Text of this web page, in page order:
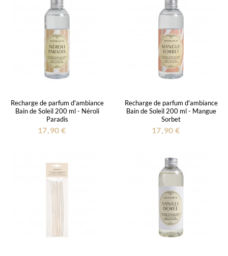
Recharge de parfum d'ambiance
Bain de Soleil 200 ml - Néroli
Paradis
17,90 €
Recharge de parfum d'ambiance
Bain de Soleil 200 ml - Mangue
Sorbet
17,90 €